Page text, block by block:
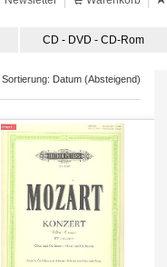
CD - DVD - CD-Rom
Sortierung: Datum (Absteigend)